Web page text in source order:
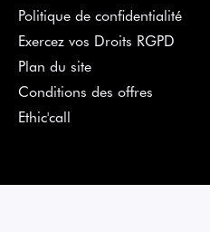
Politique de confidentialité
Exercez vos Droits RGPD
Plan du site
Conditions des offres
Ethic'call